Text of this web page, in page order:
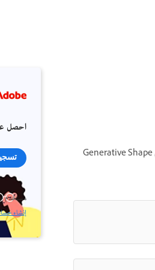
قم بتحويل الرسومات والأشكال الأساسية إلى عمل فني متجه معبر يجسد جوهر المفاهيم التحريرية باستخدام Generative Shape
احصل
مستخدم
إنشاء